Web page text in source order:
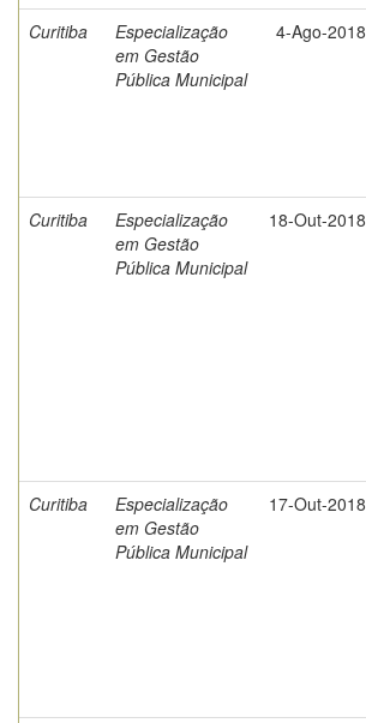
Curitiba
Especialização
em Gestão
Pública Municipal
4-Ago-2018
Curitiba
Especialização
em Gestão
Pública Municipal
18-Out-2018
Curitiba
Especialização
em Gestão
Pública Municipal
17-Out-2018